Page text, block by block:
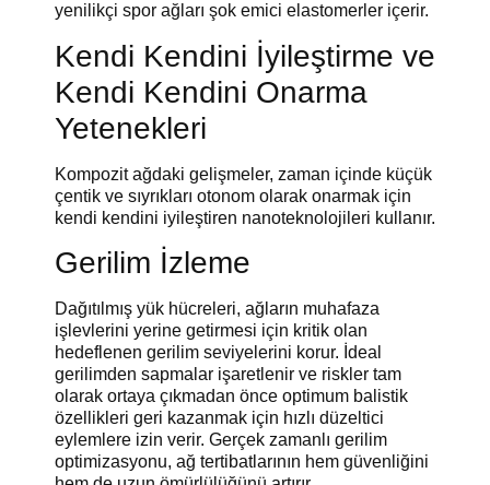
yenilikçi spor ağları şok emici elastomerler içerir.
Kendi Kendini İyileştirme ve
Kendi Kendini Onarma
Yetenekleri
Kompozit ağdaki gelişmeler, zaman içinde küçük
çentik ve sıyrıkları otonom olarak onarmak için
kendi kendini iyileştiren nanoteknolojileri kullanır.
Gerilim İzleme
Dağıtılmış yük hücreleri, ağların muhafaza
işlevlerini yerine getirmesi için kritik olan
hedeflenen gerilim seviyelerini korur. İdeal
gerilimden sapmalar işaretlenir ve riskler tam
olarak ortaya çıkmadan önce optimum balistik
özellikleri geri kazanmak için hızlı düzeltici
eylemlere izin verir. Gerçek zamanlı gerilim
optimizasyonu, ağ tertibatlarının hem güvenliğini